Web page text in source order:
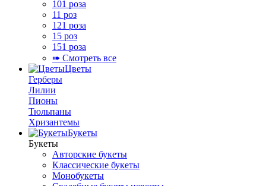
101 роза
11 роз
121 роза
15 роз
151 роза
➠ Смотреть все
Цветы
Герберы
Лилии
Пионы
Тюльпаны
Хризантемы
Букеты
Букеты
Авторские букеты
Классические букеты
Монобукеты